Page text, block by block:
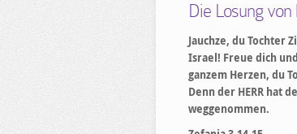
Die Losung von
Jauchze, du Tochter
Israel! Freue dich
ganzem Herzen, du
Denn der HERR hat
weggenommen.